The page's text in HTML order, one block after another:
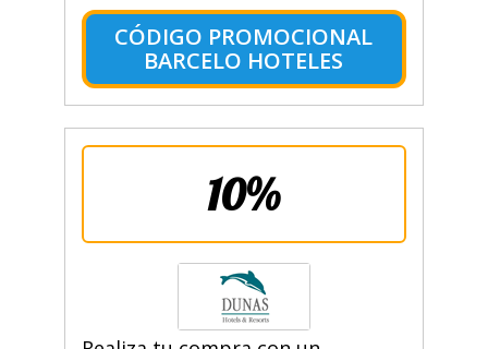
CÓDIGO PROMOCIONAL
BARCELO HOTELES
10%